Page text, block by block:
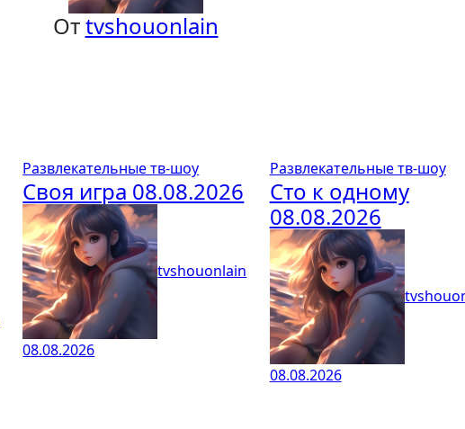
Отtvshouonlain
Развлекательные тв-шоу
Своя игра 08.08.2026
tvshouonlain
08.08.2026
Развлекательные тв-шоу
Сто к одному
08.08.2026
08.08.2026